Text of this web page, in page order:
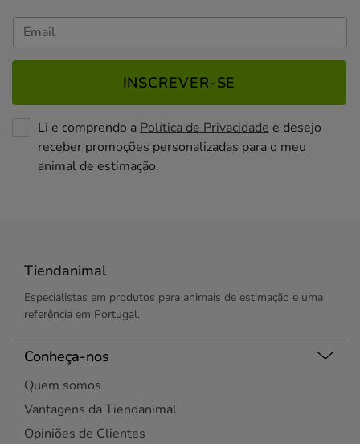
INSCREVER-SE
Li e comprendo a Política de Privacidade e desejo
receber promoções personalizadas para o meu
animal de estimação.
Tiendanimal
Especialistas em produtos para animais de estimação e uma
referência em Portugal.
Conheça-nos
Quem somos
Vantagens da Tiendanimal
Opiniões de Clientes